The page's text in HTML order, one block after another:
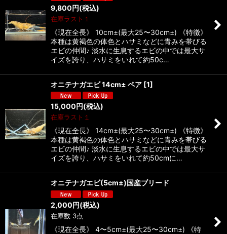
9,800円(税込)
在庫ラスト１
《現在全長》 10cm±(最大25〜30cm±) 《特徴》
本種は黄褐色の体色とハサミなどに青みを帯びる
エビの仲間♪ 淡水に生息するエビの中では最大サ
イズを誇り、ハサミをいれて約50c…
オニテナガエビ 14cm± ペア [1]
15,000 円(税込)
在庫ラスト１
《現在全長》 14cm±(最大25〜30cm±) 《特徴》
本種は黄褐色の体色とハサミなどに青みを帯びる
エビの仲間♪ 淡水に生息するエビの中では最大サ
イズを誇り、ハサミをいれて約50cmに…
オニテナガエビ(5cm±)国産ブリード
2,000円(税込)
在庫数 3点
《現在全長》 4〜5cm±(最大25〜30cm±) 《特